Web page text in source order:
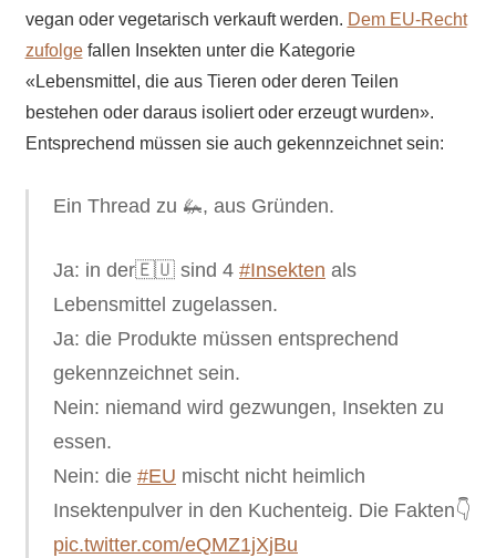
vegan oder vegetarisch verkauft werden. Dem EU-Recht
zufolgefallen Insekten unter die Kategorie
«Lebensmittel, die aus Tieren oder deren Teilen
bestehen oder daraus isoliert oder erzeugt wurden».
Entsprechend müssen sie auch gekennzeichnet sein:
Ein Thread zu 🦗, aus Gründen.
Ja: in der🇪🇺 sind 4 #Insekten als
Lebensmittel zugelassen.
Ja: die Produkte müssen entsprechend
gekennzeichnet sein.
Nein: niemand wird gezwungen, Insekten zu
essen.
Nein: die #EU mischt nicht heimlich
Insektenpulver in den Kuchenteig. Die Fakten👇
pic.twitter.com/eQMZ1jXjBu